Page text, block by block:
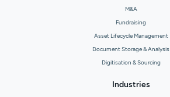
M&A
Fundraising
Asset Lifecycle Management
Document Storage & Analysis
Digitisation & Sourcing
Industries